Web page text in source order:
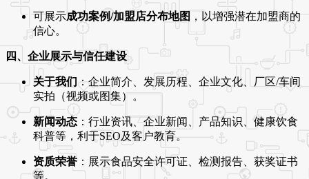
可展示成功案例/加盟店分布地图 ，以增强潜在加盟商的
信心。
四、企业展示与信任建设
关于我们：企业简介、发展历程、企业文化、厂区/车间
实拍（视频或图集）。
新闻动态 ：行业资讯、企业新闻、产品知识、健康饮食
科普等，利于SEO及客户教育。
资质荣誉 ：展示食品安全许可证、检测报告、获奖证书
等。